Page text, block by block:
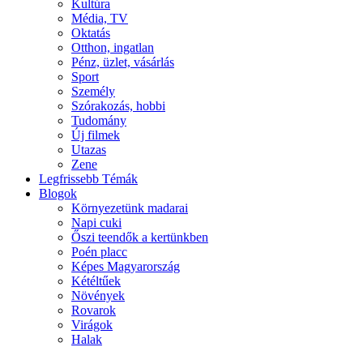
Kultúra
Média, TV
Oktatás
Otthon, ingatlan
Pénz, üzlet, vásárlás
Sport
Személy
Szórakozás, hobbi
Tudomány
Új filmek
Utazas
Zene
Legfrissebb Témák
Blogok
Környezetünk madarai
Napi cuki
Őszi teendők a kertünkben
Poén placc
Képes Magyarország
Kétéltűek
Növények
Rovarok
Virágok
Halak